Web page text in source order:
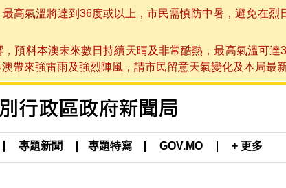
高氣溫將達到36度或以上，市民需慎防中暑，避免在
預料本澳未來數日持續天晴及非常酷熱，最高氣溫可
帶來強雷雨及強烈陣風，請市民留意天氣變化及本局最
專題新聞 專題特寫 GOV.MO + 更多